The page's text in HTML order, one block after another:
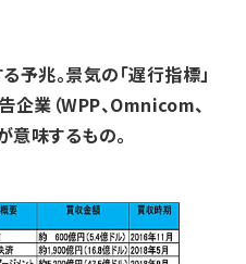
兆。景気の「遅行指標」
企業（WPP、Omnicom、
意味するもの。